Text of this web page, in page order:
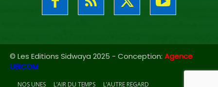
© Les Editions Sidwaya 2025 - Conception: Agence
UBICOM
NOS UNES L’AIR DU TEMPS L’AUTRE REGARD